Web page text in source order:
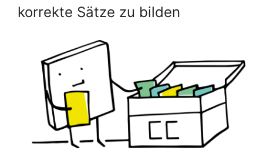
korrekte Sätze zu bilden